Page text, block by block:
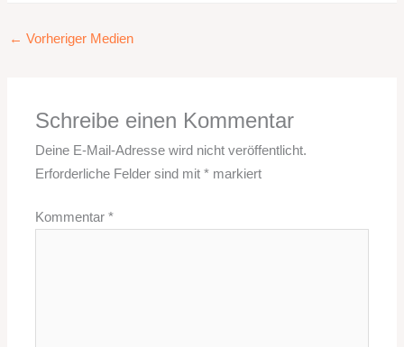
← Vorheriger Medien
Schreibe einen Kommentar
Deine E-Mail-Adresse wird nicht veröffentlicht.
Erforderliche Felder sind mit* markiert
Kommentar*